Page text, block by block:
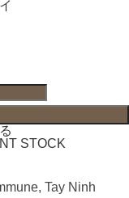
STOCK
Tay Ninh